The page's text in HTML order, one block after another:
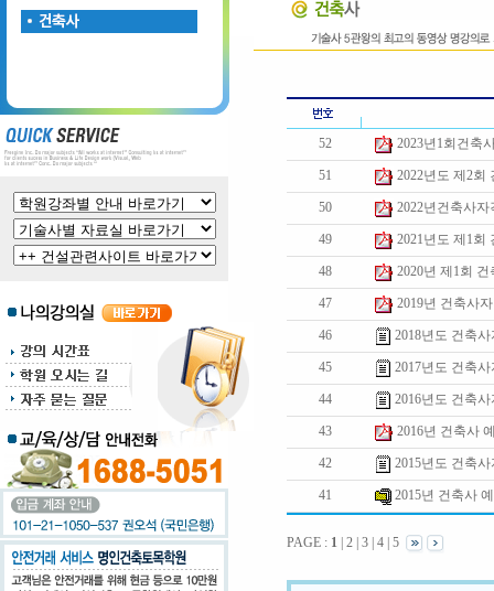
52 2023년1회건축
51 2022년도 제2회
50 2022년건축사
49 2021년도 제1회
48 2020년 제1회
47 2019년 건축사
46 2018년도 건축
45 2017년도 건축
44 2016년도 건축
43 2016년 건축사
42 2015년도 건축
41 2015년 건축사
PAGE : 1 2 3 4 5